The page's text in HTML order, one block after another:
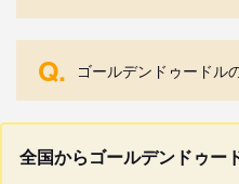
Q. ゴールデンドゥードル
全国からゴールデンドゥー